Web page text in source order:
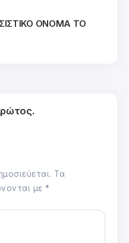
ΟΝΟΜΑ ΤΟ
Τα
με *